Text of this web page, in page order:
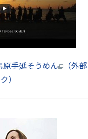
原手延そうめん
（外
）